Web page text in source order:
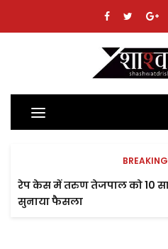
Toggle
navigation
रेप केस में तरुण तेजपाल को 10
सुनाया फैसला